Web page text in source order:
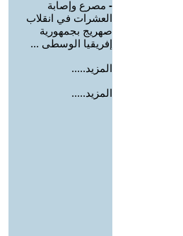
- مصرع وإصابة
العشرات في انقلاب
صهريج بجمهورية
إفريقيا الوسطى ...
المزيد.....
المزيد.....